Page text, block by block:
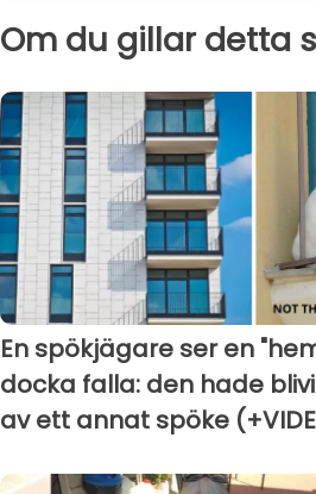
Om du gillar detta
En spökjägare ser en
docka falla: den hade
av ett annat spöke